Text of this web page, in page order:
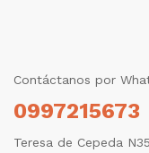
Contáctanos por
0997215673
Teresa de Cepeda